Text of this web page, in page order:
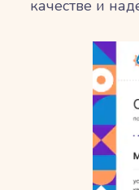
качестве и